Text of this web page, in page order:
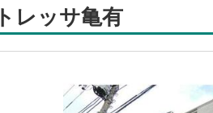
トレッサ亀有